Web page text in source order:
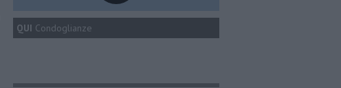
QUI Condoglianze